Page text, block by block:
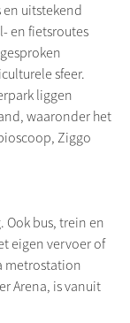
en uitstekend
en fietsroutes
sfeer.
liggen
waaronder het
Ziggo
bus, trein en
eigen vervoer of
metrostation
Arena, is vanuit